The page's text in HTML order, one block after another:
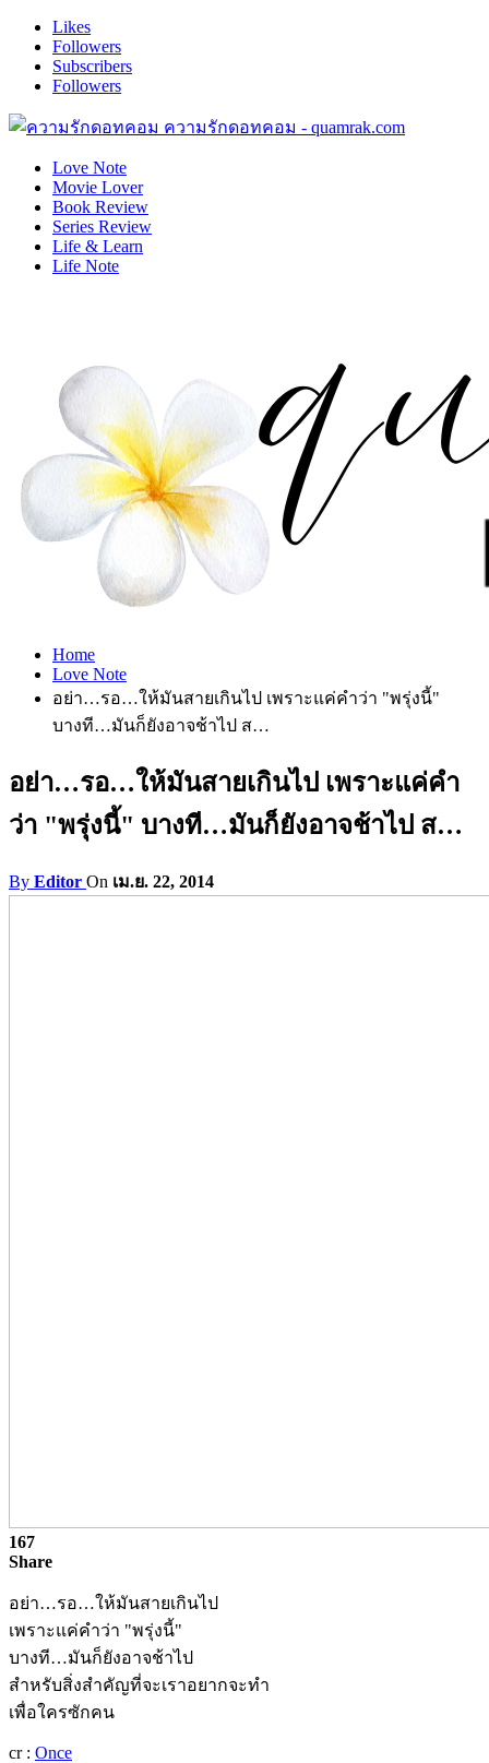
Likes
Followers
Subscribers
Followers
ความรักดอทคอม - quamrak.com
Love Note
Movie Lover
Book Review
Series Review
Life & Learn
Life Note
Home
Love Note
อย่า…รอ…ให้มันสายเกินไป เพราะแค่คำว่า "พรุ่งนี้"
บางที…มันก็ยังอาจช้าไป ส…
อย่า…รอ…ให้มันสายเกินไป เพราะแค่คำ
ว่า "พรุ่งนี้" บางที…มันก็ยังอาจช้าไป ส…
By Editor On เม.ย. 22, 2014
167
Share
อย่า…รอ…ให้มันสายเกินไป
เพราะแค่คำว่า "พรุ่งนี้"
บางที…มันก็ยังอาจช้าไป
สำหรับสิ่งสำคัญที่จะเราอยากจะทำ
เพื่อใครซักคน
cr : Once